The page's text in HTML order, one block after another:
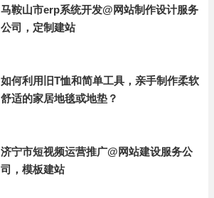
马鞍山市erp系统开发@网站制作设计服务
公司，定制建站
如何利用旧T恤和简单工具，亲手制作柔软
舒适的家居地毯或地垫？
济宁市短视频运营推广@网站建设服务公
司，模板建站